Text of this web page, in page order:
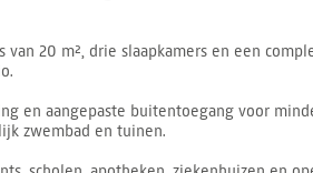
20 m², drie slaapkamers en een
en aangepaste buitentoegang voor
zwembad en tuinen.